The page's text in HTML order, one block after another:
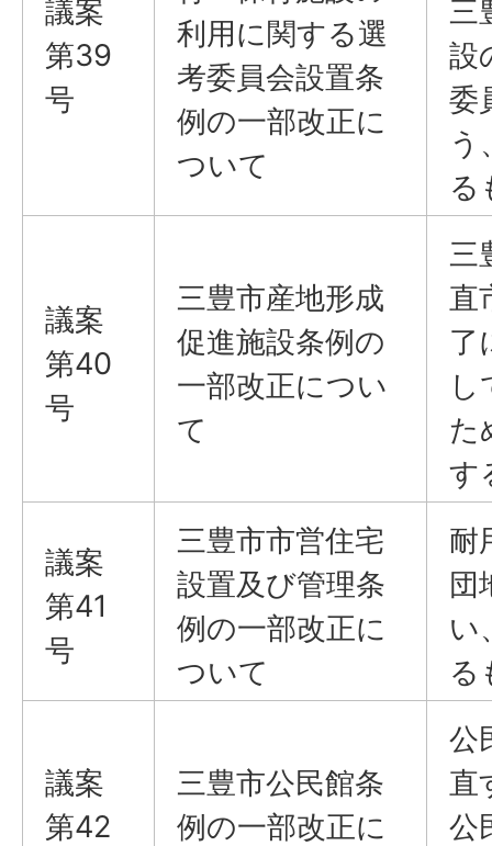
議案
第39
号
利用に関する選
考委員会設置条
例の一部改正に
ついて
三
設
委
う
る
議案
第40
号
三豊市産地形成
促進施設条例の
一部改正につい
て
三
直
了
し
た
す
議案
第41
号
三豊市市営住宅
設置及び管理条
例の一部改正に
ついて
耐
団
い
る
議案
第42
三豊市公民館条
例の一部改正に
公
直
公